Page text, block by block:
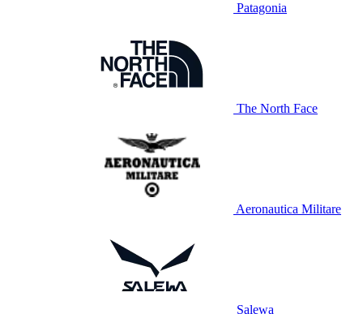
Patagonia
The North Face
Aeronautica Militare
Salewa